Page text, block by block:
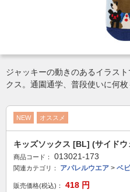
ジャッキーの動きのあるイラス
クス。通園通学、普段使いに何
NEW オススメ
キッズソックス [BL] (サイドウ
商品コード： 013021-173
関連カテゴリ： アパレルウエア > ベ
販売価格(税込)： 418 円